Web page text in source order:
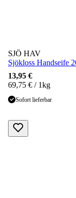
SJÖ HAV
Sjökloss Handseife
13,95 €
69,75 € / 1kg
Sofort lieferbar